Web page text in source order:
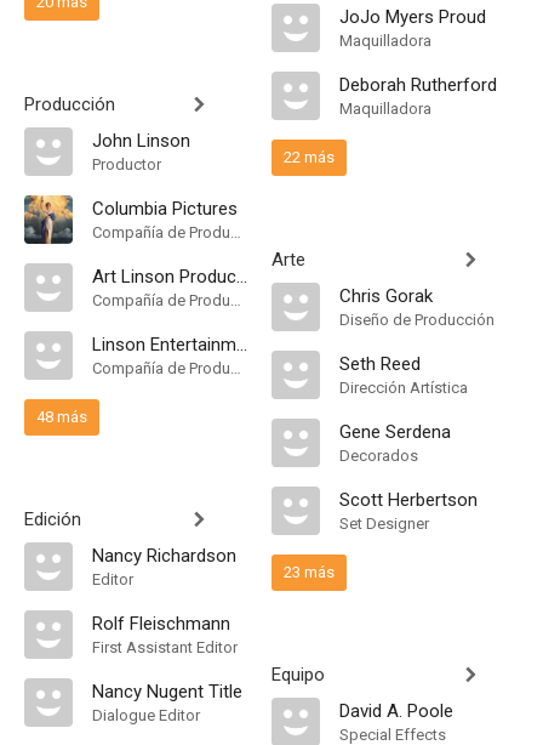
Producción
John Linson
Productor
Columbia Pictures
Compañía de Produccion
Art Linson Productions
Compañía de Produccion
Linson Entertainment
Compañía de Produccion
48 más
Edición
Nancy Richardson
Editor
Rolf Fleischmann
First Assistant Editor
Nancy Nugent Title
Dialogue Editor
JoJo Myers Proud
Maquilladora
Deborah Rutherford
Maquilladora
22 más
Arte
Chris Gorak
Diseño de Producción
Seth Reed
Dirección Artística
Gene Serdena
Decorados
Scott Herbertson
Set Designer
23 más
Equipo
David A. Poole
Special Effects